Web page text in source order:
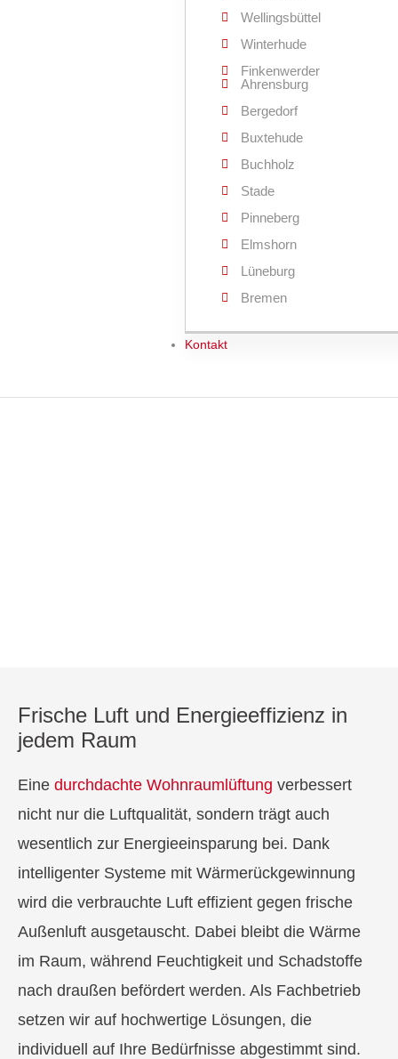
Wellingsbüttel
Winterhude
Finkenwerder
Ahrensburg
Bergedorf
Buxtehude
Buchholz
Stade
Pinneberg
Elmshorn
Lüneburg
Bremen
Kontakt
Frische Luft und Energieeffizienz in
jedem Raum
Eine durchdachte Wohnraumlüftung verbessert
nicht nur die Luftqualität, sondern trägt auch
wesentlich zur Energieeinsparung bei. Dank
intelligenter Systeme mit Wärmerückgewinnung
wird die verbrauchte Luft effizient gegen frische
Außenluft ausgetauscht. Dabei bleibt die Wärme
im Raum, während Feuchtigkeit und Schadstoffe
nach draußen befördert werden. Als Fachbetrieb
setzen wir auf hochwertige Lösungen, die
individuell auf Ihre Bedürfnisse abgestimmt sind.